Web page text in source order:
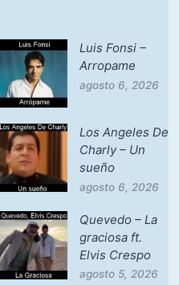
Luis Fonsi –
Arropame
agosto 6, 2026
Los Angeles De
Charly – Un
sueño
agosto 6, 2026
Quevedo – La
graciosa ft.
Elvis Crespo
agosto 5, 2026